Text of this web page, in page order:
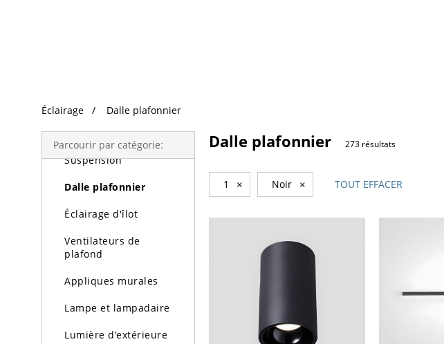
Éclairage Dalle plafonnier
Parcourir par catégorie:
Éclairage
Lustres
Suspension
Dalle plafonnier
Éclairage d'îlot
Ventilateurs de
plafond
Appliques murales
Lampe et lampadaire
Lumière d'extérieure
Dalle plafonnier 273 résultats
1 × Noir × TOUT EFFACER